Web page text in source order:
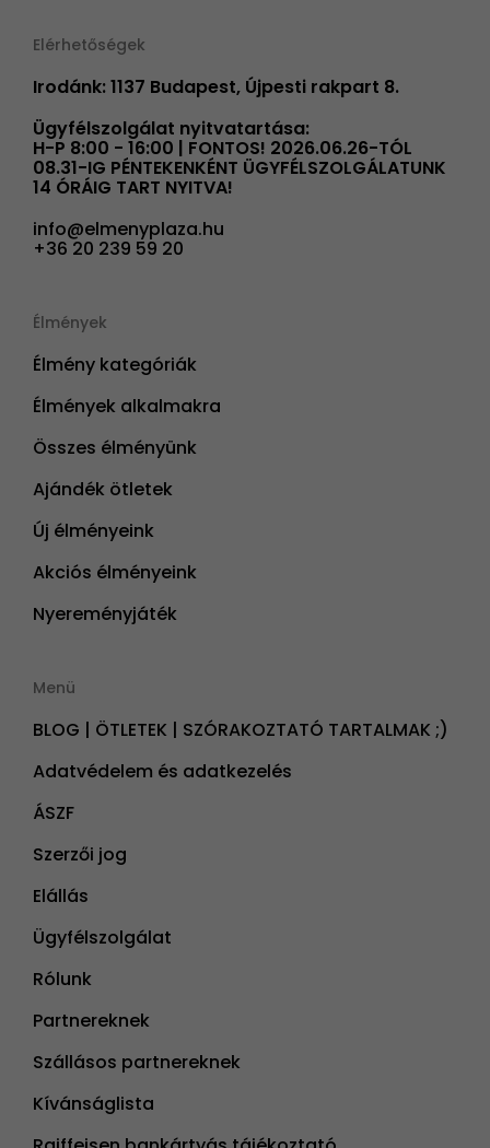
Elérhetőségek
Irodánk: 1137 Budapest, Újpesti rakpart 8.
Ügyfélszolgálat nyitvatartása:
H-P 8:00 - 16:00 | FONTOS! 2026.06.26-TÓL
08.31-IG PÉNTEKENKÉNT ÜGYFÉLSZOLGÁLATUNK
14 ÓRÁIG TART NYITVA!
info@elmenyplaza.hu
+36 20 239 59 20
Élmények
Élmény kategóriák
Élmények alkalmakra
Összes élményünk
Ajándék ötletek
Új élményeink
Akciós élményeink
Nyereményjáték
Menü
BLOG | ÖTLETEK | SZÓRAKOZTATÓ TARTALMAK ;)
Adatvédelem és adatkezelés
ÁSZF
Szerzői jog
Elállás
Ügyfélszolgálat
Rólunk
Partnereknek
Szállásos partnereknek
Kívánságlista